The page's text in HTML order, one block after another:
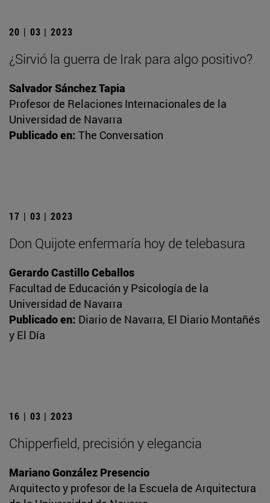
20 | 03 | 2023
¿Sirvió la guerra de Irak para algo positivo?
Salvador Sánchez Tapia
Profesor de Relaciones Internacionales de la
Universidad de Navarra
Publicado en: The Conversation
17 | 03 | 2023
Don Quijote enfermaría hoy de telebasura
Gerardo Castillo Ceballos
Facultad de Educación y Psicología de la
Universidad de Navarra
Publicado en: Diario de Navarra, El Diario Montañés
y El Día
16 | 03 | 2023
Chipperfield, precisión y elegancia
Mariano González Presencio
Arquitecto y profesor de la Escuela de Arquitectura